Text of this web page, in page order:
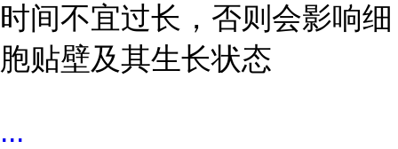
时间不宜过长，否则会影响细
胞贴壁及其生长状态
...